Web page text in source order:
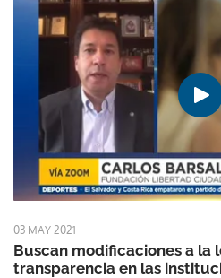
03 MAY 2021
Buscan modificaciones a la
transparencia en las